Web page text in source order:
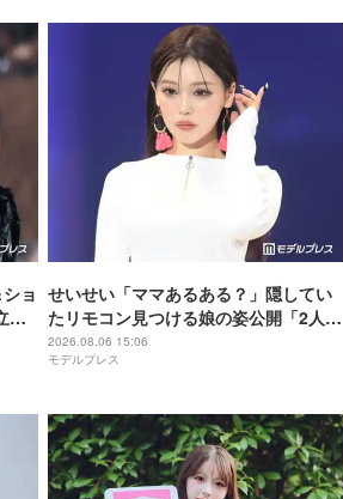
ョ
つ
せいせい「ママあるある？」隠してい
たリモコン見つける娘の姿公開「2人と
も可愛い」「ほっこり」の声
2026.08.06 15:06
モデルプレス